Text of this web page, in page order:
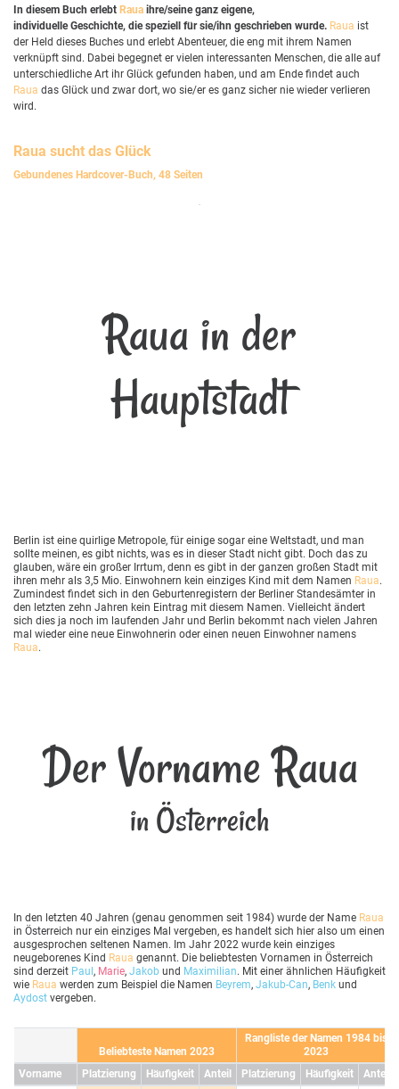
In diesem Buch erlebt Raua ihre/seine ganz eigene,
individuelle Geschichte, die speziell für sie/ihn geschrieben wurde. Raua ist
der Held dieses Buches und erlebt Abenteuer, die eng mit ihrem Namen
verknüpft sind. Dabei begegnet er vielen interessanten Menschen, die alle auf
unterschiedliche Art ihr Glück gefunden haben, und am Ende findet auch
Raua das Glück und zwar dort, wo sie/er es ganz sicher nie wieder verlieren
wird.
Raua sucht das Glück
Gebundenes Hardcover-Buch, 48 Seiten
Raua in der
Hauptstadt
Berlin ist eine quirlige Metropole, für einige sogar eine Weltstadt, und man
sollte meinen, es gibt nichts, was es in dieser Stadt nicht gibt. Doch das zu
glauben, wäre ein großer Irrtum, denn es gibt in der ganzen großen Stadt mit
ihren mehr als 3,5 Mio. Einwohnern kein einziges Kind mit dem Namen Raua.
Zumindest findet sich in den Geburtenregistern der Berliner Standesämter in
den letzten zehn Jahren kein Eintrag mit diesem Namen. Vielleicht ändert
sich dies ja noch im laufenden Jahr und Berlin bekommt nach vielen Jahren
mal wieder eine neue Einwohnerin oder einen neuen Einwohner namens
Raua.
Der Vorname Raua
in Österreich
In den letzten 40 Jahren (genau genommen seit 1984) wurde der Name Raua
in Österreich nur ein einziges Mal vergeben, es handelt sich hier also um einen
ausgesprochen seltenen Namen. Im Jahr 2022 wurde kein einziges
neugeborenes Kind Raua genannt. Die beliebtesten Vornamen in Österreich
sind derzeit Paul , Marie, Jakob und Maximilian. Mit einer ähnlichen Häufigkeit
wie Raua werden zum Beispiel die Namen Beyrem, Jakub-Can, Benk und
Aydost vergeben.
Beliebteste Namen 2023
Rangliste der Namen 1984 bis
2023
Vorname
Platzierung Häufigkeit Anteil Platzierung Häufigkeit
Anteil